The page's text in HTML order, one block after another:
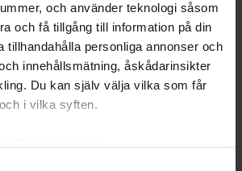
och använder teknologi såsom
och få tillgång till information på din
tillhandahålla personliga annonser och
innehållsmätning, åskådarinsikter
Du kan själv välja vilka som får
i vilka syften.